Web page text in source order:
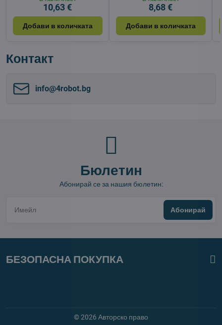
10,63 €
Добави в количката
8,68 €
Добави в количката
Контакт
info​@4robot​.bg
Бюлетин
Абонирай се за нашия бюлетин:
Абонирай
БЕЗОПАСНА ПОКУПКА
©2026 Авторско право